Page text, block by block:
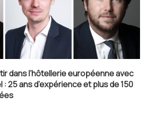
dans l’hôtellerie européenne avec
25 ans d’expérience et plus de 150